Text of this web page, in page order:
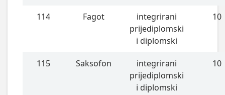
114 Fagot
integrirani
prijediplomski
i diplomski
10
115 Saksofon
integrirani
prijediplomski
i diplomski
10